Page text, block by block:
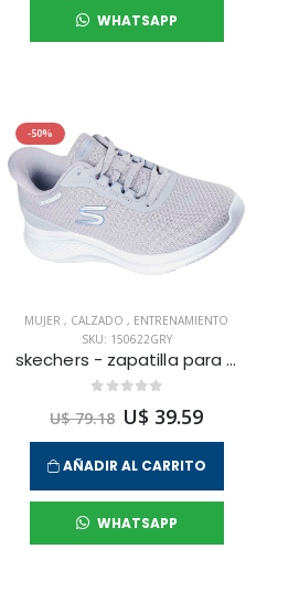
WHATSAPP
-50%
MUJER, CALZADO, ENTRENAMIENTO
SKU: 150622GRY
skechers - zapatilla para entrenamiento skech-lite pro 2.0 para mujer
U$ 79.18 U$ 39.59
AÑADIR AL CARRITO
WHATSAPP